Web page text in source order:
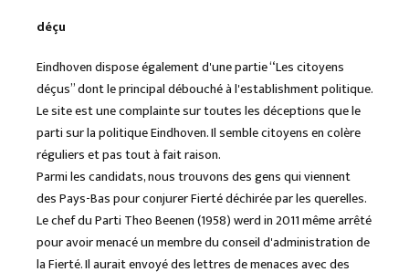
déçu
Eindhoven dispose également d'une partie “Les citoyens
déçus” dont le principal débouché à l'establishment politique.
Le site est une complainte sur toutes les déceptions que le
parti sur la politique Eindhoven. Il semble citoyens en colère
réguliers et pas tout à fait raison.
Parmi les candidats, nous trouvons des gens qui viennent
des Pays-Bas pour conjurer Fierté déchirée par les querelles.
Le chef du Parti Theo Beenen (1958) werd in 2011 même arrêté
pour avoir menacé un membre du conseil d'administration de
la Fierté. Il aurait envoyé des lettres de menaces avec des